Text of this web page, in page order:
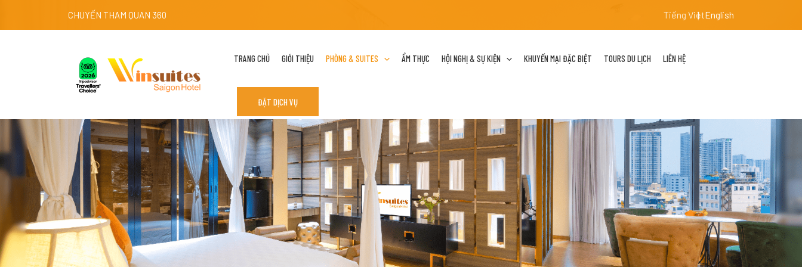
CHUYẾN THAM QUAN 360 Tiếng ViệtEnglish
TRANG CHỦ GIỚI THIỆU PHÒNG & SUITES ẨM THỰC HỘI NGHỊ & SỰ KIỆN KHUYẾN MẠI ĐẶC BIỆT TOURS DU LỊCH LIÊN HỆ
ĐẶT DỊCH VỤ